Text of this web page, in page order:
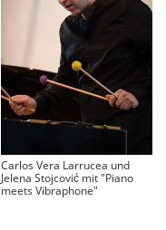
Carlos Vera Larrucea und
Jelena Stojcović mit "Piano
meets Vibraphone"